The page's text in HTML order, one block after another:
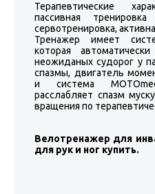
Терапевтические
пассивная
сервотренировка,
Тренажер имеет
которая
неожиданых судорог у
спазмы, двигатель
и система
расслабляет спазм
вращения по
Велотренажер для
для рук и ног купить.